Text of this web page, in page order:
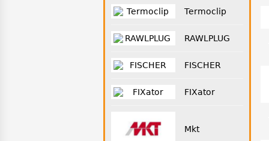
Termoclip
RAWLPLUG
FISCHER
FIXator
Mkt